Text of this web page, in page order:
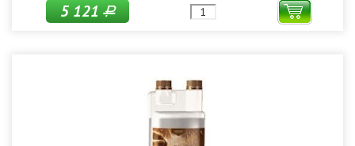
5 121Р